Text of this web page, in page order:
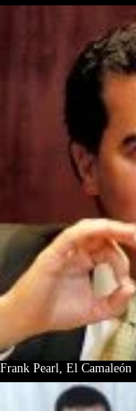
Frank Pearl, El Camaleón